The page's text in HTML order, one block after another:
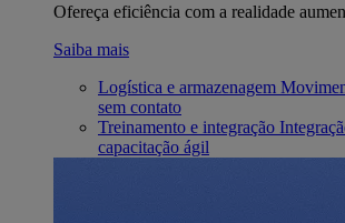
Ofereça eficiência com a realidade
Saiba mais
Logística e armazenagem
sem contato
Treinamento e integração
capacitação ágil